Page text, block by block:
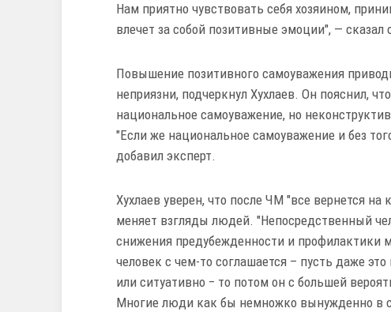
Нам приятно чувствовать себя хозяином,
влечет за собой позитивные эмоции", — сказал
Повышение позитивного самоуважения
неприязни, подчеркнул Хухлаев. Он пояснил,
национальное самоуважение, но
"Если же национальное самоуважение и без
добавил эксперт.
Хухлаев уверен, что после ЧМ "все вернется
меняет взгляды людей. "Непосредственный
снижения предубежденности и профилактики
человек с чем-то соглашается – пусть даже
или ситуативно ‒ то потом он с большей
Многие люди как бы немножко вынужденно в